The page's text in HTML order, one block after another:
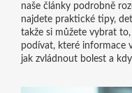
naše články podrobně
najdete praktické tipy,
takže si můžete vybrat
podívat, které informace
jak zvládnout bolest a